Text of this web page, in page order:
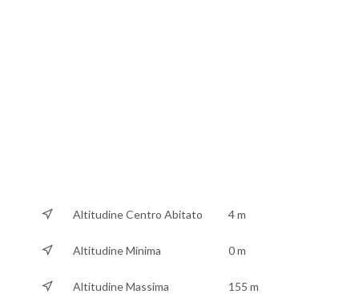
Altitudine Centro Abitato 4 m
Altitudine Minima 0 m
Altitudine Massima 155 m